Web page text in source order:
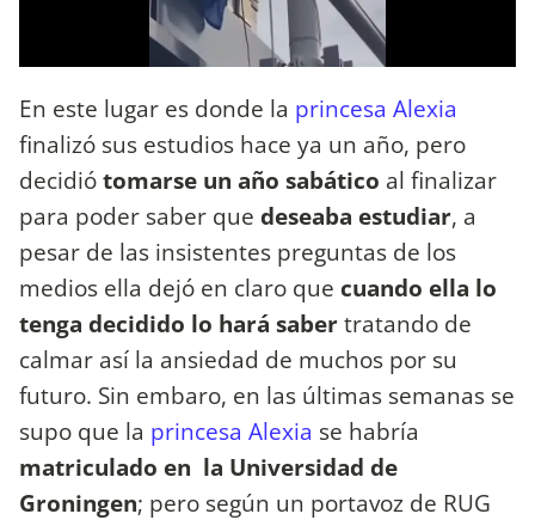
En este lugar es donde la princesa Alexia
finalizó sus estudios hace ya un año, pero
decidiótomarse un año sabático al finalizar
para poder saber que deseaba estudiar, a
pesar de las insistentes preguntas de los
medios ella dejó en claro que cuando ella lo
tenga decidido lo hará sabertratando de
calmar así la ansiedad de muchos por su
futuro. Sin embaro, en las últimas semanas se
supo que la princesa Alexia se habría
matriculado en la Universidad de
Groningen; pero según un portavoz de RUG